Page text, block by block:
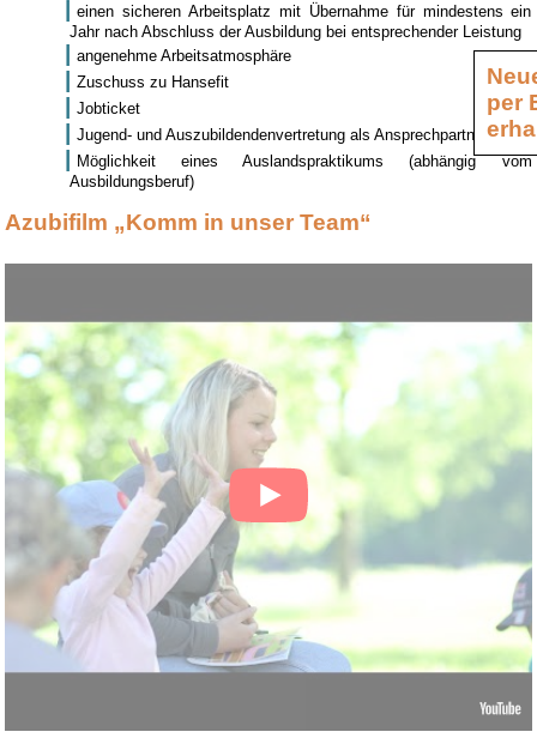
einen sicheren Arbeitsplatz mit Übernahme für mindestens ein
Jahr nach Abschluss der Ausbildung bei entsprechender Leistung
angenehme Arbeitsatmosphäre
Zuschuss zu Hansefit
Jobticket
Jugend- und Auszubildendenvertretung als Ansprechpartner
Möglichkeit eines Auslandspraktikums (abhängig vom
Ausbildungsberuf)
Azubifilm „Komm in unser Team“
per